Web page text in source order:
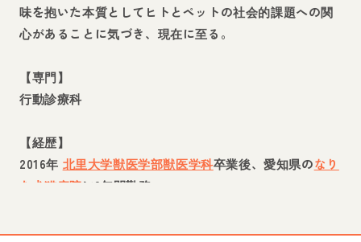
味を抱いた本質としてヒトとペットの社会的課題への関
心があることに気づき、現在に至る。
【専門】
行動診療科
【経歴】
2016年 北里大学獣医学部獣医学科卒業後、愛知県のなり
た犬猫病院に3年間勤務。